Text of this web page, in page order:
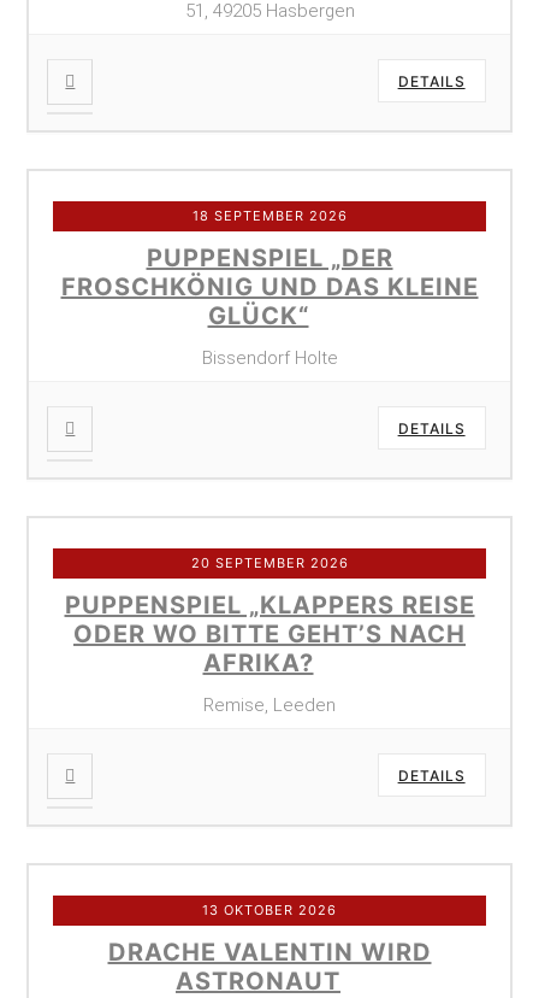
51, 49205 Hasbergen
DETAILS
18 SEPTEMBER 2026
PUPPENSPIEL „DER
FROSCHKÖNIG UND DAS KLEINE
GLÜCK“
Bissendorf Holte
DETAILS
20 SEPTEMBER 2026
PUPPENSPIEL „KLAPPERS REISE
ODER WO BITTE GEHT’S NACH
AFRIKA?
Remise, Leeden
DETAILS
13 OKTOBER 2026
DRACHE VALENTIN WIRD
ASTRONAUT